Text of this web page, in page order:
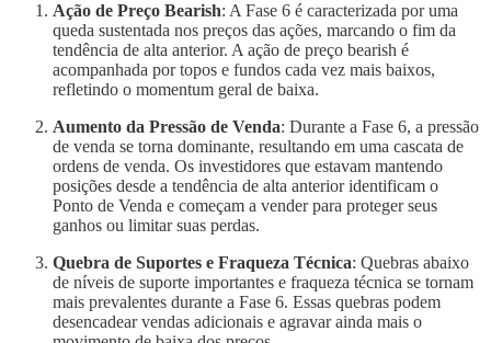
Ação de Preço Bearish: A Fase 6 é caracterizada por uma
queda sustentada nos preços das ações, marcando o fim da
tendência de alta anterior. A ação de preço bearish é
acompanhada por topos e fundos cada vez mais baixos,
refletindo o momentum geral de baixa.
Aumento da Pressão de Venda: Durante a Fase 6, a pressão
de venda se torna dominante, resultando em uma cascata de
ordens de venda. Os investidores que estavam mantendo
posições desde a tendência de alta anterior identificam o
Ponto de Venda e começam a vender para proteger seus
ganhos ou limitar suas perdas.
Quebra de Suportes e Fraqueza Técnica: Quebras abaixo
de níveis de suporte importantes e fraqueza técnica se tornam
mais prevalentes durante a Fase 6. Essas quebras podem
desencadear vendas adicionais e agravar ainda mais o